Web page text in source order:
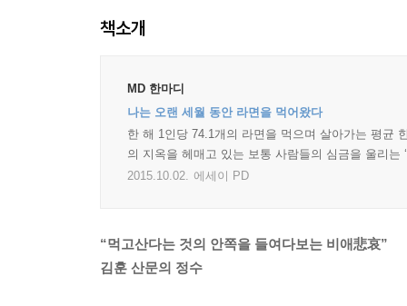
책소개
MD 한마디
나는 오랜 세월 동안 라면을 먹어왔다
한 해 1인당 74.1개의 라면을 먹으며 살아가는 평균
의 지옥을 헤매고 있는 보통 사람들의 심금을 울리는
2015.10.02. 에세이 PD
“먹고산다는 것의 안쪽을 들여다보는 비애悲哀”
김훈 산문의 정수